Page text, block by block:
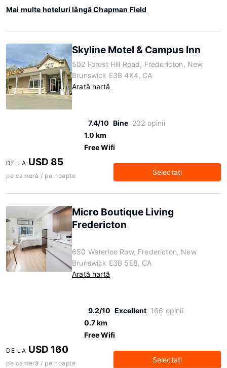
Mai multe hoteluri lângă Chapman Field
Skyline Motel & Campus Inn
502 Forest Hill Road, Fredericton, New
Brunswick E3B 4K4, CA
Arată hartă
7.4/10 Bine 232 opinii
1.0 km
Free Wifi
DE LA USD 85
pe cameră / pe noapte Selectaţi
Micro Boutique Living
Fredericton
650 Waterloo Row, Fredericton, New
Brunswick E3B 5E8, CA
Arată hartă
9.2/10 Excellent 166 opinii
0.7 km
Free Wifi
DE LA USD 160
pe cameră / pe noapte Selectaţi